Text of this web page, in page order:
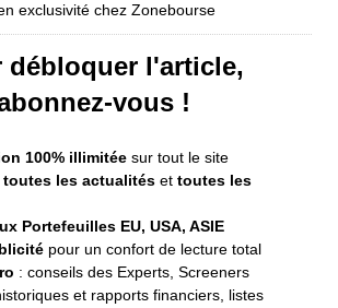
exclusivité chez Zonebourse
débloquer l'article,
vous !
100% illimitée sur tout le site
toutes les actualités et toutes les
Portefeuilles EU, USA, ASIE
pour un confort de lecture total
: conseils des Experts, Screeners
et rapports financiers, listes